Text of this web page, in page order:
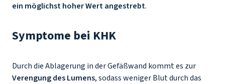
ein möglichst hoher Wert angestrebt.
Symptome bei KHK
Durch die Ablagerung in der Gefäßwand kommt es zur
Verengung des Lumens, sodass weniger Blut durch das